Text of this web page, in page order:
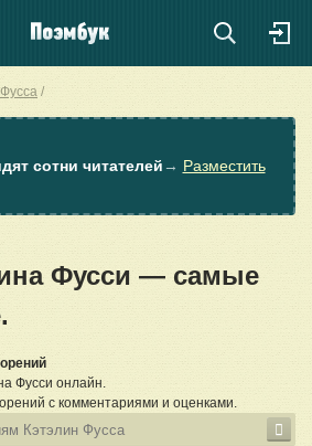
сотни читателей → Разместить
Фусси — самые
Фусси онлайн.
с комментариями и оценками.